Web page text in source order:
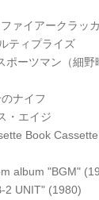
ァイアークラッ
ティプライズ
ーツマン（細野
ナイフ
・エイジ
Book Cassette
album "BGM"
UNIT" (1980)